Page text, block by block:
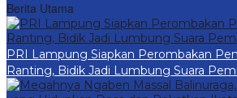
Berita Utama
PRI Lampung Siapkan Perombakan
Ranting, Bidik Jadi Lumbung Suara